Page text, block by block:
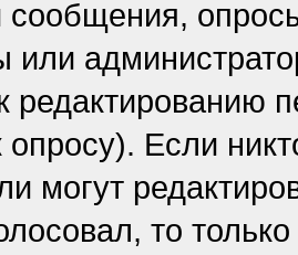
сообщения,
или
редактированию
опросу). Если
могут
то